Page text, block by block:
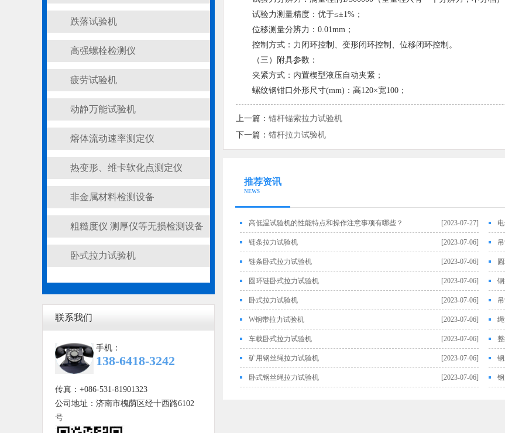
跌落试验机
高强螺栓检测仪
疲劳试验机
动静万能试验机
熔体流动速率测定仪
热变形、维卡软化点测定仪
非金属材料检测设备
粗糙度仪 测厚仪等无损检测设备
卧式拉力试验机
联系我们
手机：
138-6418-3242
传真：+086-531-81901323
公司地址：济南市槐荫区经十西路6102
号
试验力测量精度：优于≤±1% ；
位移测量分辨力： 0.01mm ；
控制方式：力闭环控制、变形闭环控制、位移闭环控制。
（三）附具参数：
夹紧方式：内置楔型液压自动夹紧；
螺纹钢钳口外形尺寸(mm) ：高120×宽100 ；
上一篇： 锚杆锚索拉力试验机
下一篇： 锚杆拉力试验机
推荐资讯
NEWS
[2023-07-27]
高低温试验机的性能特点和操作注意事项有哪些？
[2023-07-06]
链条拉力试验机
[2023-07-06]
链条卧式拉力试验机
[2023-07-06]
圆环链卧式拉力试验机
[2023-07-06]
卧式拉力试验机
[2023-07-06]
W钢带拉力试验机
[2023-07-06]
车载卧式拉力试验机
[2023-07-06]
矿用钢丝绳拉力试验机
[2023-07-06]
卧式钢丝绳拉力试验机